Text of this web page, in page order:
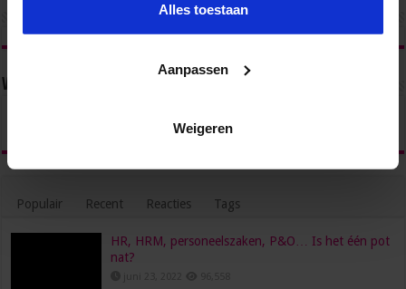
Alles toestaan
Aanpassen
Weigeren
Volg ons via
Populair Recent Reacties Tags
HR, HRM, personeelszaken, P&O… Is het één pot
nat?